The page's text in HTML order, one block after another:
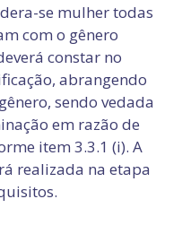
se mulher todas
com o gênero
constar no
abrangendo
sendo vedada
em razão de
item 3.3.1 (i). A
realizada na etapa